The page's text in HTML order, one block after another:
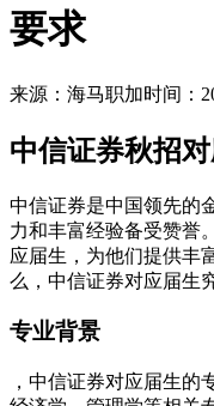
要求
来源：海马职加时间：
中信证券秋招
中信证券是中国领先的
力和丰富经验备受赞誉
应届生，为他们提供丰
么，中信证券对应届生
专业背景
，中信证券对应届生的